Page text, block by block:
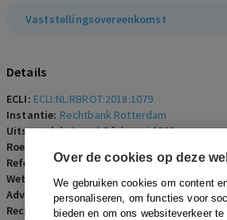
Over de cookies op deze
We gebruiken cookies om content
personaliseren, om functies voor
bieden en om ons websiteverkeer te
bedrijfsongeval niet
Vaststellingsovereenkomst
Details
ECLI: ECLI:NL:RBROT:2018:1079
Instantie: Rechtbank Rotterdam
Uitspraakdatum:16 februari 2018
Roepnaam:
Referentienummer:AR-2018-0299
Wetsartikelen:7:658 lid 1 BW,7:658 lid 2 BW
Advocaten:P.J.Ph. de Dietz Loos en T. Bas
Rechters:W.J.J. Wetzels